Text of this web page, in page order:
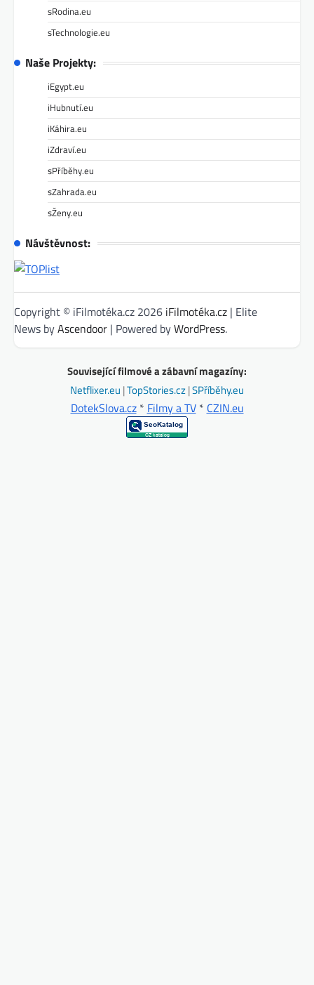
sRodina.eu
sTechnologie.eu
Naše Projekty:
iEgypt.eu
iHubnutí.eu
iKáhira.eu
iZdraví.eu
sPříběhy.eu
sZahrada.eu
sŽeny.eu
Návštěvnost:
Copyright © iFilmotéka.cz 2026 iFilmotéka.cz | Elite
News byAscendoor | Powered byWordPress.
Související filmové a zábavní magazíny:
Netflixer.eu |TopStories.cz|SPříběhy.eu
DotekSlova.cz* Filmy a TV* CZIN.eu